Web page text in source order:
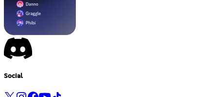
Social